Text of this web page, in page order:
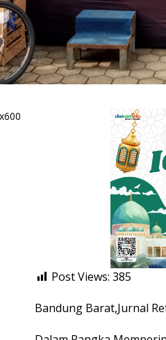
Post Views: 385
Bandung Barat,Jurnal